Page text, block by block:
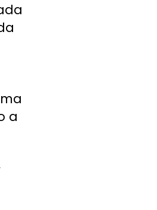
a